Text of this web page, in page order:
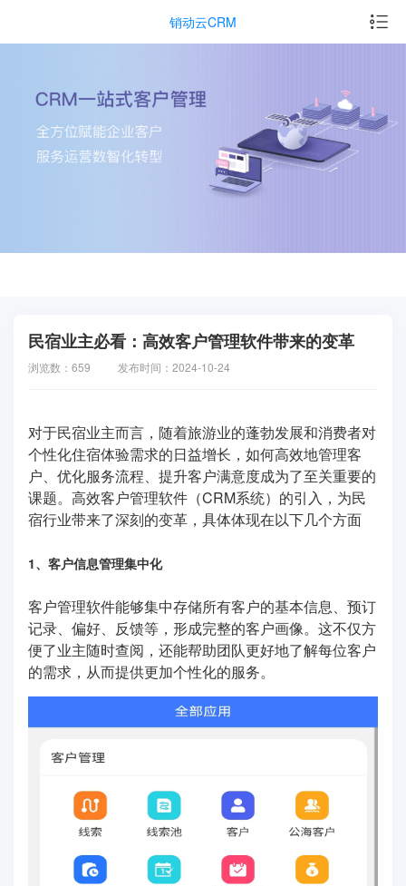
销动云CRM
民宿业主必看：高效客户管理软件带来的变革
浏览数：659 发布时间：2024-10-24
对于民宿业主而言，随着旅游业的蓬勃发展和消费者对
个性化住宿体验需求的日益增长，如何高效地管理客
户、优化服务流程、提升客户满意度成为了至关重要的
课题。高效客户管理软件（CRM系统）的引入，为民
宿行业带来了深刻的变革，具体体现在以下几个方面
1、客户信息管理集中化
客户管理软件能够集中存储所有客户的基本信息、预订
记录、偏好、反馈等，形成完整的客户画像。这不仅方
便了业主随时查阅，还能帮助团队更好地了解每位客户
的需求，从而提供更加个性化的服务。